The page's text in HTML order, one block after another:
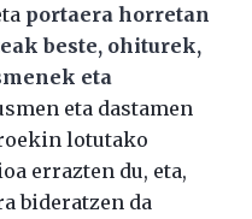
portaera horretan
beste, ohiturek,
eta
eta dastamen
lotutako
errazten du, eta,
bideratzen da